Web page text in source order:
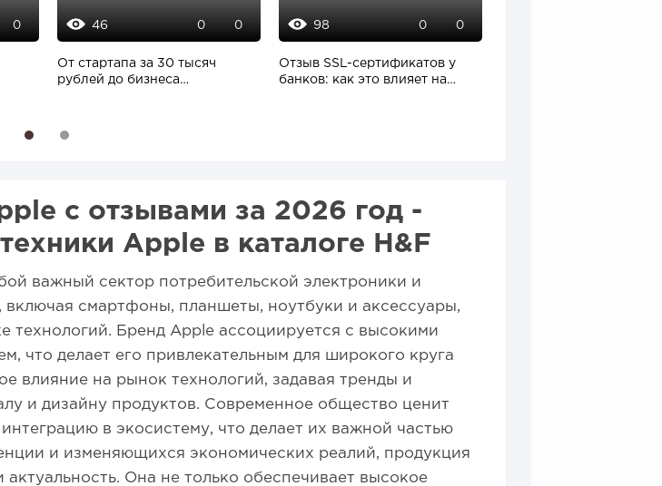
0 46 0 0
От стартапа за 30 тысяч
рублей до бизнеса
98 0 0
Отзыв SSL-сертификатов у
банков: как это влияет на
1 2
с отзывами за 2026 год -
Apple в каталоге H&F
важный сектор потребительской электроники и
смартфоны, планшеты, ноутбуки и аксессуары,
технологий. Бренд Apple ассоциируется с высокими
что делает его привлекательным для широкого круга
влияние на рынок технологий, задавая тренды и
и дизайну продуктов. Современное общество ценит
в экосистему, что делает их важной частью
и изменяющихся экономических реалий, продукция
Она не только обеспечивает высокое